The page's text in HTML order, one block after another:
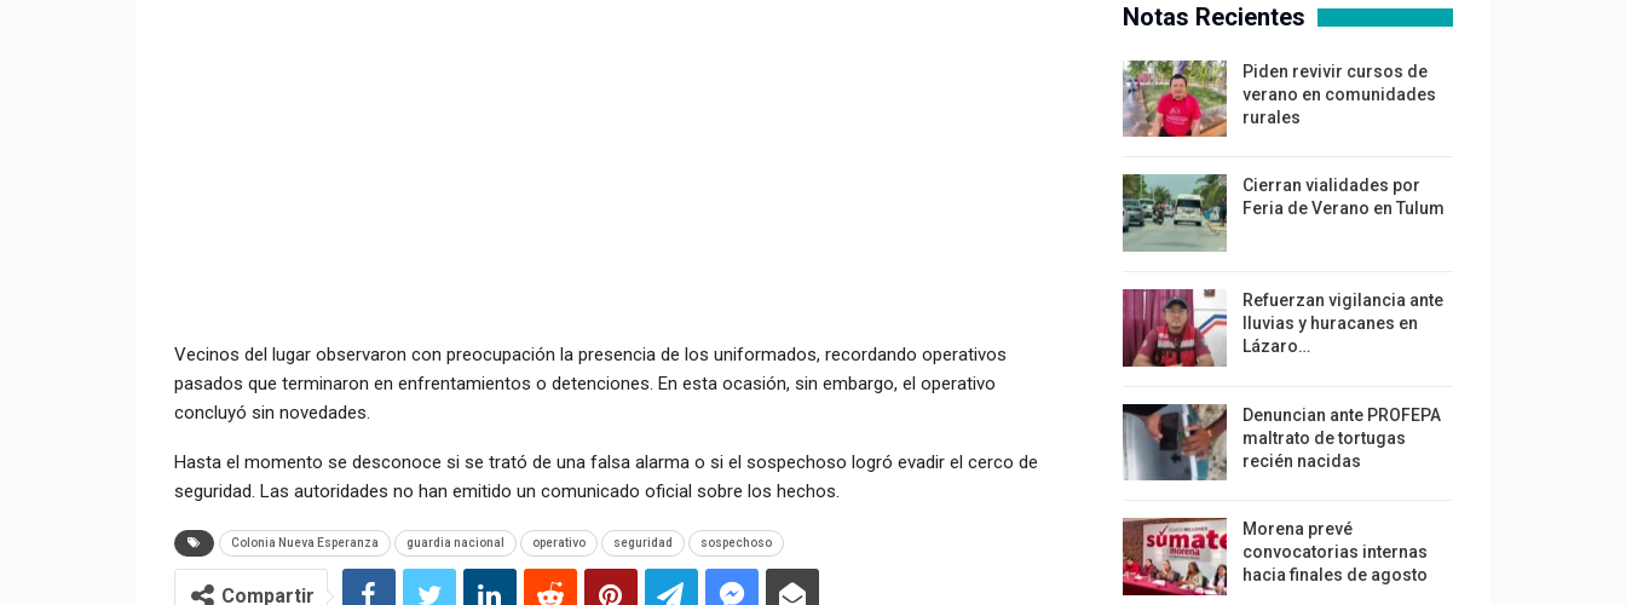
Vecinos del lugar observaron con preocupación la presencia de los uniformados, recordando operativos
pasados que terminaron en enfrentamientos o detenciones. En esta ocasión, sin embargo, el operativo
concluyó sin novedades.
Hasta el momento se desconoce si se trató de una falsa alarma o si el sospechoso logró evadir el cerco de
seguridad. Las autoridades no han emitido un comunicado oficial sobre los hechos.
Colonia Nueva Esperanza guardia nacional operativo seguridad sospechoso
Compartir
Notas Recientes
Piden revivir cursos de
verano en comunidades
rurales
Cierran vialidades por
Feria de Verano en Tulum
Refuerzan vigilancia ante
lluvias y huracanes en
Lázaro…
Denuncian ante PROFEPA
maltrato de tortugas
recién nacidas
Morena prevé
convocatorias internas
hacia finales de agosto